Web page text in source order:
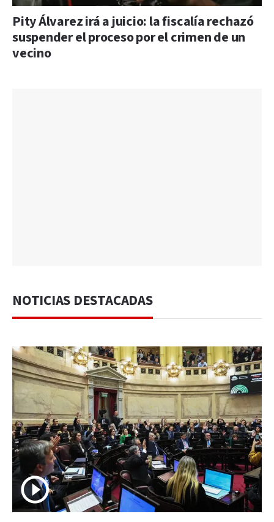
Pity Álvarez irá a juicio: la fiscalía rechazó
suspender el proceso por el crimen de un
vecino
NOTICIAS DESTACADAS